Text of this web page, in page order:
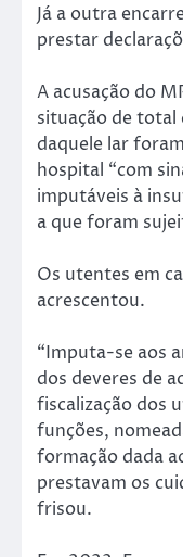
Já a outra
prestar
A acusação do
situação de total
daquele lar
hospital “com
imputáveis à
a que foram
Os utentes em
acrescentou.
“Imputa-se aos
dos deveres de
fiscalização dos
funções,
formação dada
prestavam os
frisou.